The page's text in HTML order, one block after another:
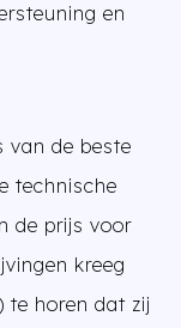
en
van de beste
technische
de prijs voor
kreeg
te horen dat zij